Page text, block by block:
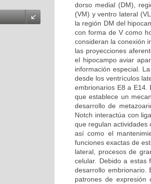
dorso medial (DM),
(VM) y ventro lateral
la región DM del
con forma de V como
consideran la conexión
las proyecciones
el hipocampo aviar
información especial.
desde los ventrículos
embrionarios E8 a E14.
que establece un
desarrollo de
Notch interactúa con
que regulan actividades
así como el
funciones exactas de
lateral, procesos de
celular. Debido a estas
desarrollo embrionario.
patrones de